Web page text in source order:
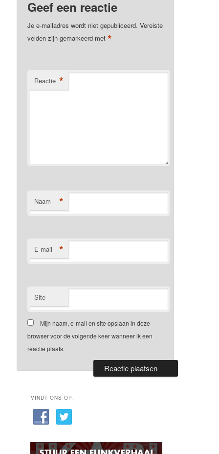
Geef een reactie
Je e-mailadres wordt niet gepubliceerd. Vereiste
velden zijn gemarkeerd met*
Reactie *
Naam *
E-mail *
Site
Mijn naam, e-mail en site opslaan in deze
browser voor de volgende keer wanneer ik een
reactie plaats.
VINDT ONS OP: